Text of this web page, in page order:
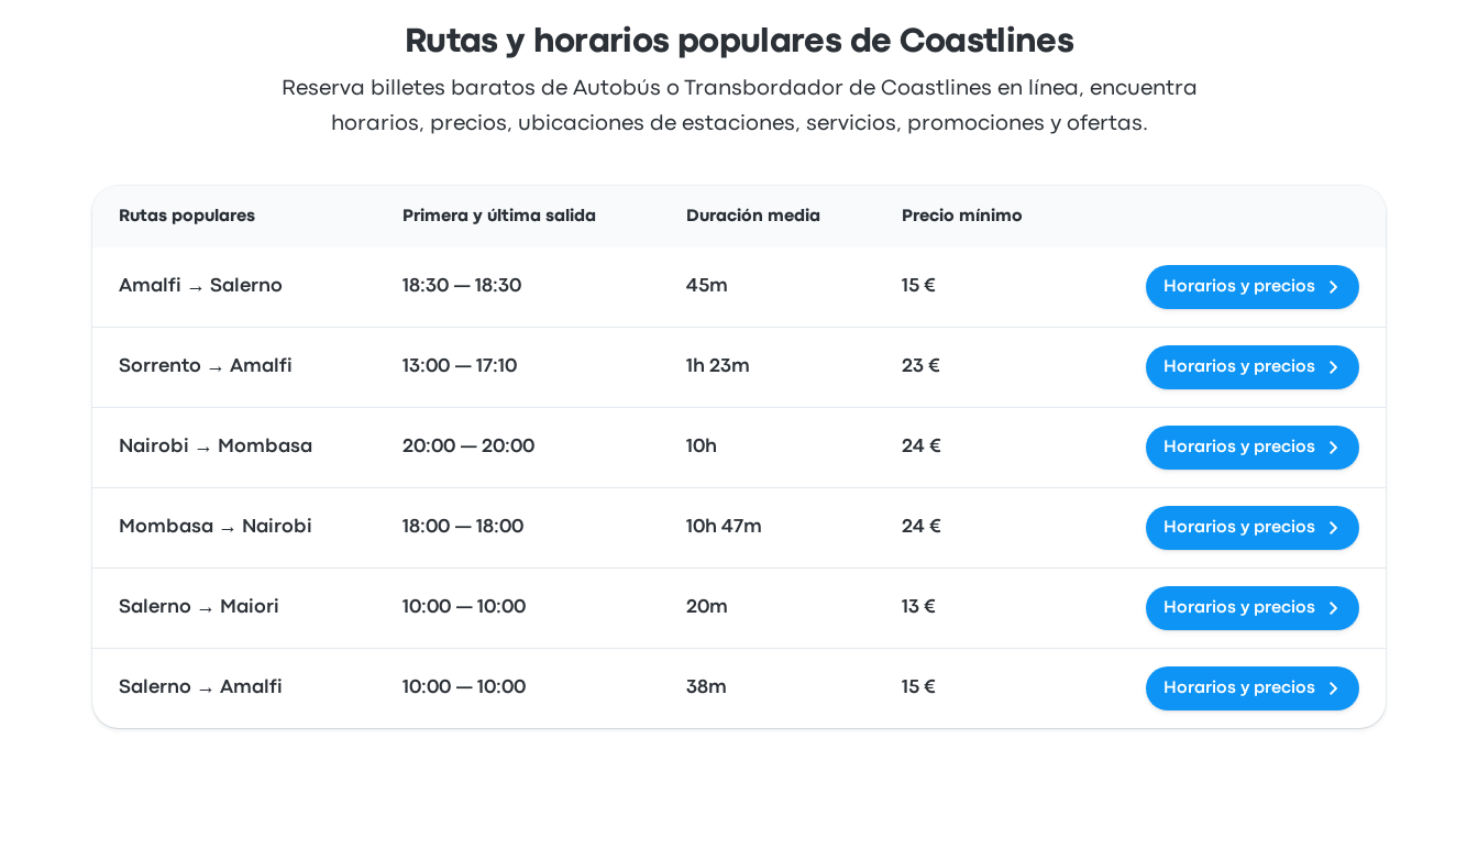
Rutas y horarios populares de Coastlines
Reserva billetes baratos de Autobús o Transbordador de Coastlines en línea, encuentra
horarios, precios, ubicaciones de estaciones, servicios, promociones y ofertas.
Rutas populares Primera y última salida Duración media Precio mínimo
Amalfi → Salerno 18:30 — 18:30 45m 15 € Horarios y precios
Sorrento → Amalfi 13:00 — 17:10 1h 23m 23 € Horarios y precios
Nairobi → Mombasa 20:00 — 20:00 10h 24 € Horarios y precios
Mombasa → Nairobi 18:00 — 18:00 10h 47m 24 € Horarios y precios
Salerno → Maiori 10:00 — 10:00 20m 13 € Horarios y precios
Salerno → Amalfi 10:00 — 10:00 38m 15 € Horarios y precios